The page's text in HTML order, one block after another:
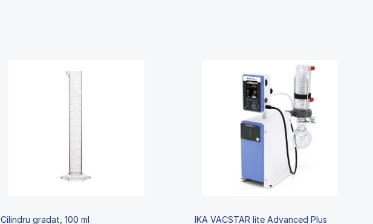
Cilindru gradat, 100 ml
IKA VACSTAR lite Advanced Plus